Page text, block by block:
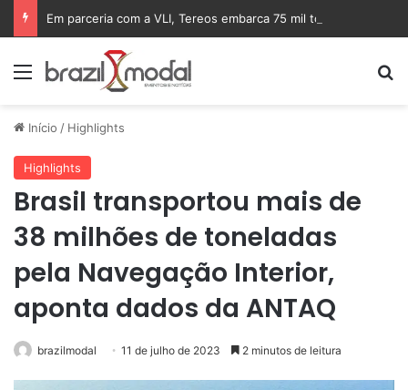
Menu
Início / Highlights
Highlights
Brasil transportou mais de
38 milhões de toneladas
pela Navegação Interior,
aponta dados da ANTAQ
brazilmodal 11 de julho de 2023 2 minutos de leitura